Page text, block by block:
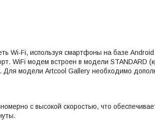
Wi-Fi, используя смартфоны на базе
WiFi модем встроен в модели STANDARD
Для модели Artcool Gallery необходимо
с высокой скоростью, что